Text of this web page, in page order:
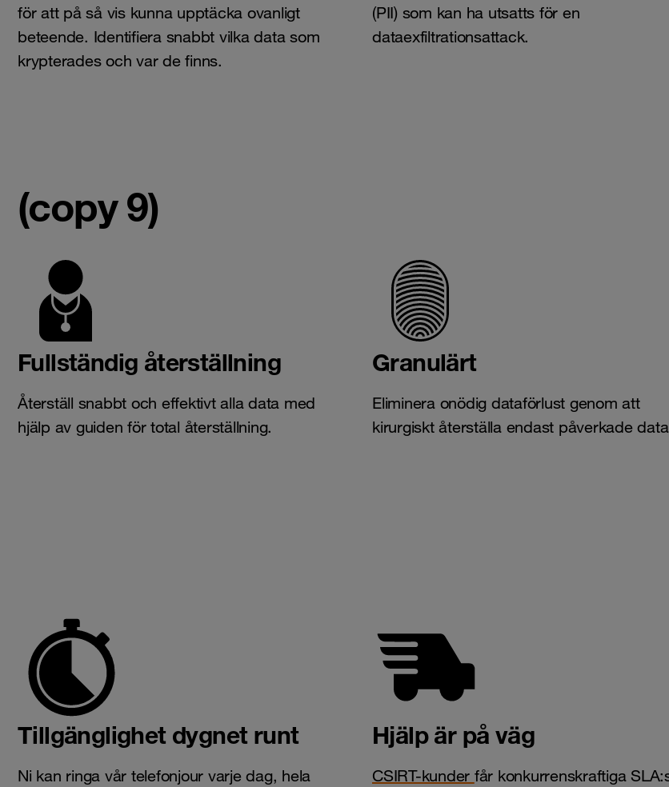
för att på så vis kunna upptäcka ovanligt
beteende. Identifiera snabbt vilka data som
krypterades och var de finns.
(PII) som kan ha utsatts för en
dataexfiltrationsattack.
(copy 9)
Fullständig återställning
Återställ snabbt och effektivt alla data med
hjälp av guiden för total återställning.
Granulärt
Eliminera onödig dataförlust genom att
kirurgiskt återställa endast påverkade
Tillgänglighet dygnet runt
Ni kan ringa vår telefonjour varje dag, hela
Hjälp är på väg
CSIRT-kunder får konkurrenskraftiga